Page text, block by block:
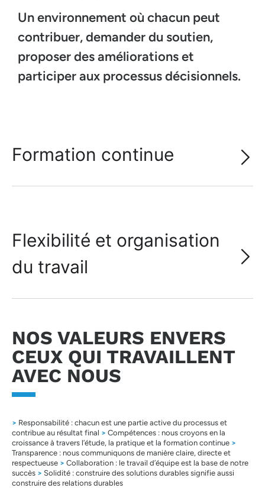
Un environnement où chacun peut
contribuer, demander du soutien,
proposer des améliorations et
participer aux processus décisionnels.
Formation continue
Flexibilité et organisation
du travail
NOS VALEURS ENVERS
CEUX QUI TRAVAILLENT
AVEC NOUS
> Responsabilité : chacun est une partie active du processus et
contribue au résultat final > Compétences : nous croyons en la
croissance à travers l’étude, la pratique et la formation continue >
Transparence : nous communiquons de manière claire, directe et
respectueuse > Collaboration : le travail d’équipe est la base de notre
succès > Solidité : construire des solutions durables signifie aussi
construire des relations durables